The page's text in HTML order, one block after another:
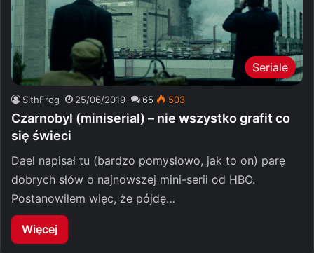
Seriale
SithFrog 25/06/2019 65 503
Czarnobyl (miniserial) – nie wszystko grafit co
się świeci
Dael napisał tu (bardzo pomysłowo, jak to on) parę
dobrych słów o najnowszej mini-serii od HBO.
Postanowiłem więc, że pójdę…
Więcej